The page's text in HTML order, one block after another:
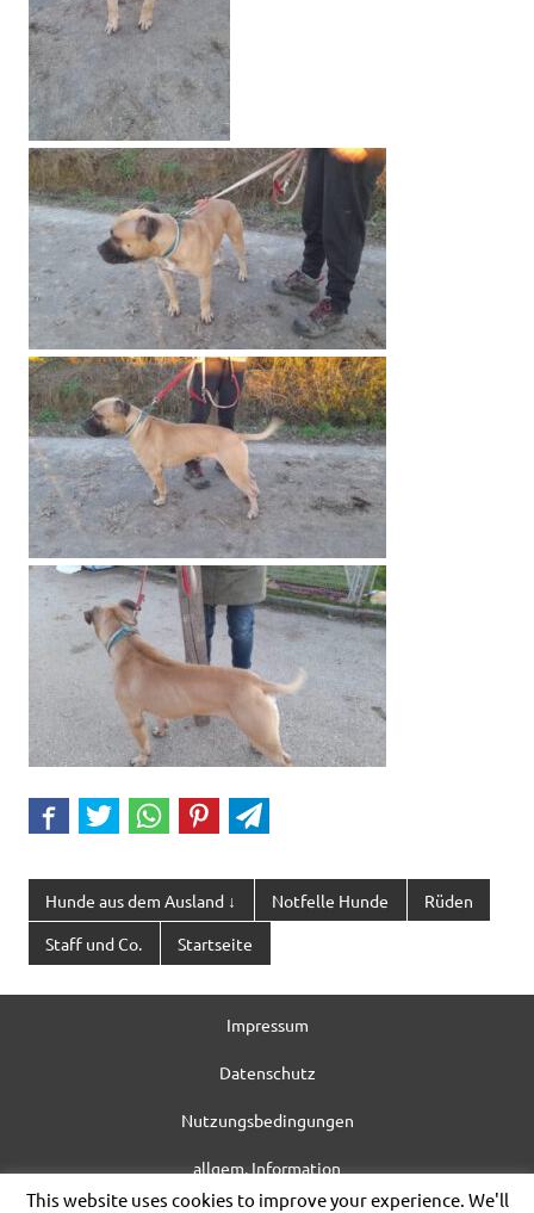
Hunde aus dem Ausland ↓ Notfelle Hunde Rüden
Staff und Co. Startseite
Impressum
Datenschutz
Nutzungsbedingungen
allgem. Information
This website uses cookies to improve your experience. We'll